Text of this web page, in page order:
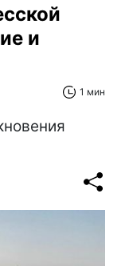
и
1 мин